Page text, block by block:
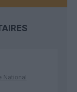
National